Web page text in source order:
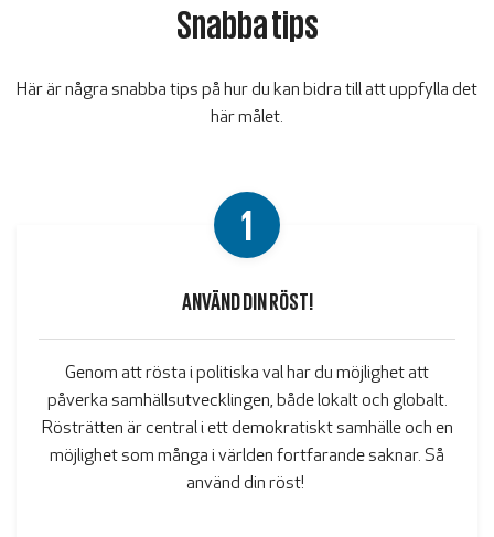
Snabba tips
Här är några snabba tips på hur du kan bidra till att uppfylla det
här målet.
1
ANVÄND DIN RÖST!
Genom att rösta i politiska val har du möjlighet att
påverka samhällsutvecklingen, både lokalt och globalt.
Rösträtten är central i ett demokratiskt samhälle och en
möjlighet som många i världen fortfarande saknar. Så
använd din röst!